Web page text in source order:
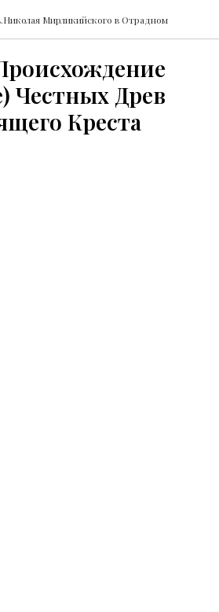
Мирликийского в Отрадном
Честных Древ
Креста